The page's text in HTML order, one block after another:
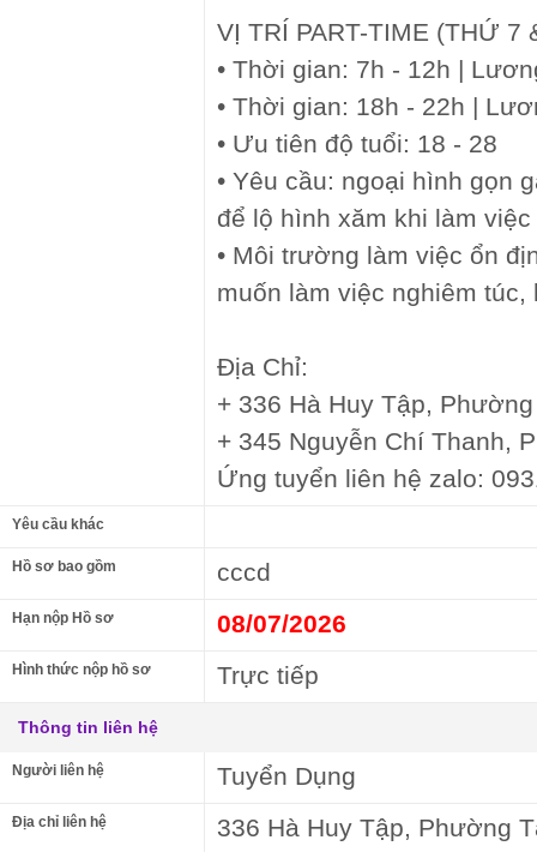
VỊ TRÍ PART-TIME (THỨ 7
• Thời gian: 7h - 12h |
• Thời gian: 18h - 22h |
• Ưu tiên độ tuổi: 18 - 28
• Yêu cầu: ngoại hình gọn
để lộ hình xăm khi làm việc
• Môi trường làm việc ổn
muốn làm việc nghiêm
Địa Chỉ:
+ 336 Hà Huy Tập,
+ 345 Nguyễn Chí Thanh,
Ứng tuyển liên hệ zalo:
Yêu cầu khác
Hồ sơ bao gồm cccd
Hạn nộp Hồ sơ 08/07/2026
Hình thức nộp hồ sơ Trực tiếp
Thông tin liên hệ
Người liên hệ Tuyển Dụng
Địa chỉ liên hệ 336 Hà Huy Tập, Phường